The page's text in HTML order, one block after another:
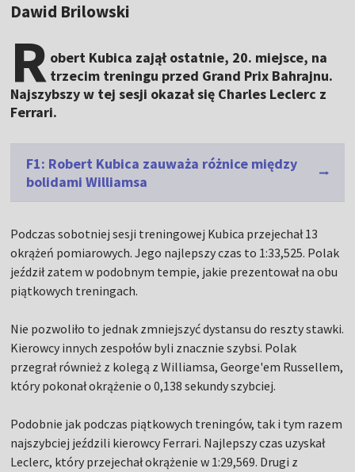
Dawid Brilowski
R obert Kubica zajął ostatnie, 20. miejsce, na
trzecim treningu przed Grand Prix Bahrajnu.
Najszybszy w tej sesji okazał się Charles Leclerc z
Ferrari.
F1: Robert Kubica zauważa różnice między
bolidami Williamsa
Podczas sobotniej sesji treningowej Kubica przejechał 13
okrążeń pomiarowych. Jego najlepszy czas to 1:33,525. Polak
jeździł zatem w podobnym tempie, jakie prezentował na obu
piątkowych treningach.
Nie pozwoliło to jednak zmniejszyć dystansu do reszty stawki.
Kierowcy innych zespołów byli znacznie szybsi. Polak
przegrał również z kolegą z Williamsa, George'em Russellem,
który pokonał okrążenie o 0,138 sekundy szybciej.
Podobnie jak podczas piątkowych treningów, tak i tym razem
najszybciej jeździli kierowcy Ferrari. Najlepszy czas uzyskał
Leclerc, który przejechał okrążenie w 1:29,569. Drugi z